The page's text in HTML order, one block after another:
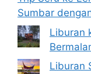
Sumbar
Liburan
Liburan